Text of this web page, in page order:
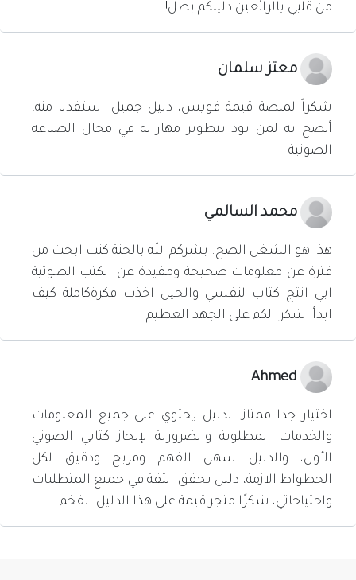
من قلبي يالرائعين دليلكم بطل!
معتز سلمان
شكراً لمنصة قيمة فويس، دليل جميل استفدنا منه،
أنصح به لمن يود بتطوير مهاراته في مجال الصناعة
الصوتية
محمد السالمي
هذا هو الشغل الصح. بشركم الله بالجنة كنت ابحث من
فترة عن معلومات صحيحة ومفيدة عن الكتب الصوتية
ابي انتج كتاب لنفسي والحين اخذت فكرةكاملة كيف
ابدأ. شكرا لكم على الجهد العظيم
Ahmed
اختيار جدا ممتاز الدليل يحتوي على جميع المعلومات
والخدمات المطلوبة والضرورية لإنجاز كتابي الصوتي
الأول، والدليل سهل الفهم ومريح ودقيق لكل
الخطواط الازمة، دليل يحقق الثقة في جميع المتطلبات
واحتياجاتي، شكرًا متجر قيمة على هذا الدليل الفخم.